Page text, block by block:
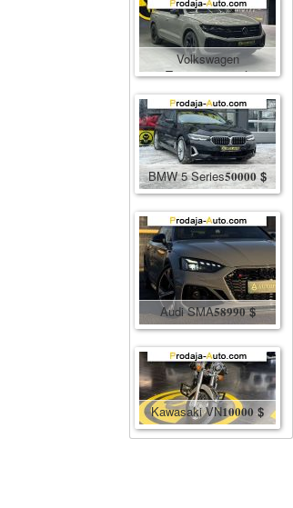
Volkswagen
Touareg86600 $
BMW 5 Series50000 $
Audi SMA58990 $
Kawasaki VN10000 $